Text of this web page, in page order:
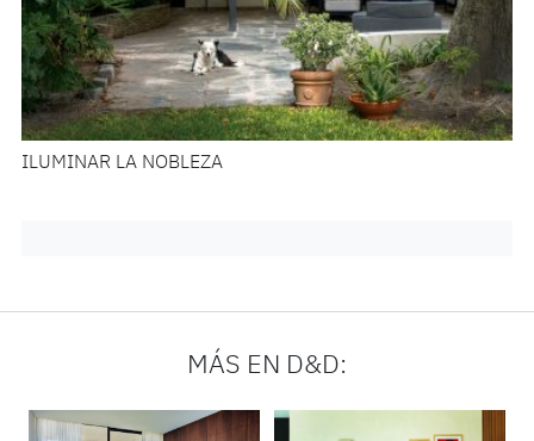
ILUMINAR LA NOBLEZA
MÁS EN D&D: